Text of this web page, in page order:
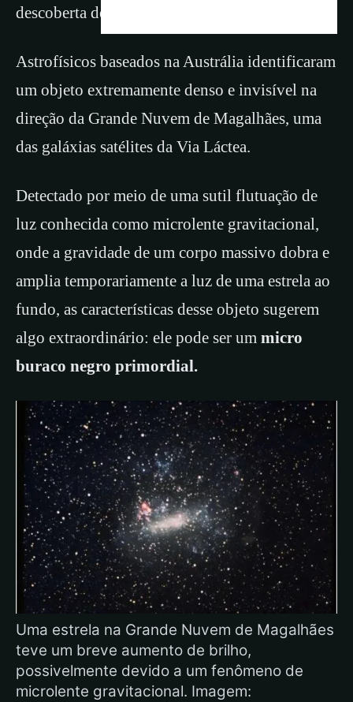
descoberta de um verdadeiro enigma cósmico.
Astrofísicos baseados na Austrália identificaram
um objeto extremamente denso e invisível na
direção da Grande Nuvem de Magalhães, uma
das galáxias satélites da Via Láctea.
Detectado por meio de uma sutil flutuação de
luz conhecida como microlente gravitacional,
onde a gravidade de um corpo massivo dobra e
amplia temporariamente a luz de uma estrela ao
fundo, as características desse objeto sugerem
algo extraordinário: ele pode ser um micro
buraco negro primordial.
Uma estrela na Grande Nuvem de Magalhães
teve um breve aumento de brilho,
possivelmente devido a um fenômeno de
microlente gravitacional. Imagem: